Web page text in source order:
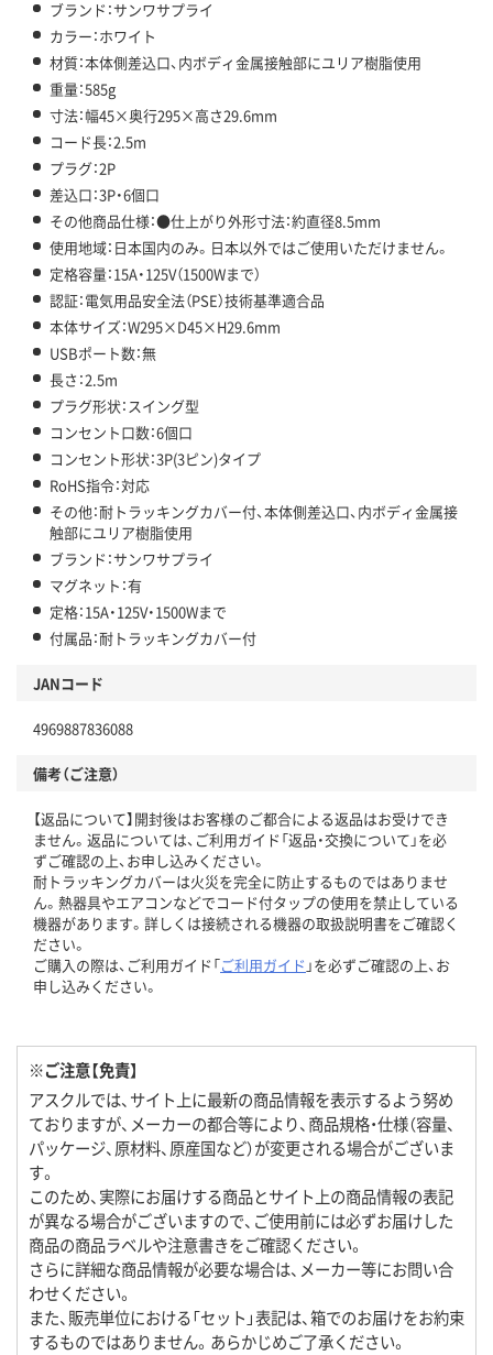
ブランド：サンワサプライ
カラー：ホワイト
材質：本体側差込口、内ボディ金属接触部にユリア樹脂使用
重量：585g
寸法：幅45×奥行295×高さ29.6mm
コード長：2.5m
プラグ：2P
差込口：3P・6個口
その他商品仕様：●仕上がり外形寸法：約直径8.5mm
使用地域：日本国内のみ。日本以外ではご使用いただけません。
定格容量：15A・125V（1500Wまで）
認証：電気用品安全法（PSE）技術基準適合品
本体サイズ：W295×D45×H29.6mm
USBポート数：無
長さ：2.5m
プラグ形状：スイング型
コンセント口数：6個口
コンセント形状：3P(3ピン)タイプ
RoHS指令：対応
その他：耐トラッキングカバー付、本体側差込口、内ボディ金属接
触部にユリア樹脂使用
ブランド：サンワサプライ
マグネット：有
定格：15A・125V・1500Wまで
付属品：耐トラッキングカバー付
JANコード
4969887836088
備考（ご注意）
【返品について】開封後はお客様のご都合による返品はお受けでき
ません。返品については、ご利用ガイド「返品・交換について」を必
ずご確認の上、お申し込みください。
耐トラッキングカバーは火災を完全に防止するものではありませ
ん。熱器具やエアコンなどでコード付タップの使用を禁止している
機器があります。詳しくは接続される機器の取扱説明書をご確認く
ださい。
ご購入の際は、ご利用ガイド「ご利用ガイド 」を必ずご確認の上、お
申し込みください。
※ご注意【免責】
アスクルでは、サイト上に最新の商品情報を表示するよう努め
ておりますが、メーカーの都合等により、商品規格・仕様（容量、
パッケージ、原材料、原産国など）が変更される場合がございま
す。
このため、実際にお届けする商品とサイト上の商品情報の表記
が異なる場合がございますので、ご使用前には必ずお届けした
商品の商品ラベルや注意書きをご確認ください。
さらに詳細な商品情報が必要な場合は、メーカー等にお問い合
わせください。
また、販売単位における「セット」表記は、箱でのお届けをお約束
するものではありません。あらかじめご了承ください。